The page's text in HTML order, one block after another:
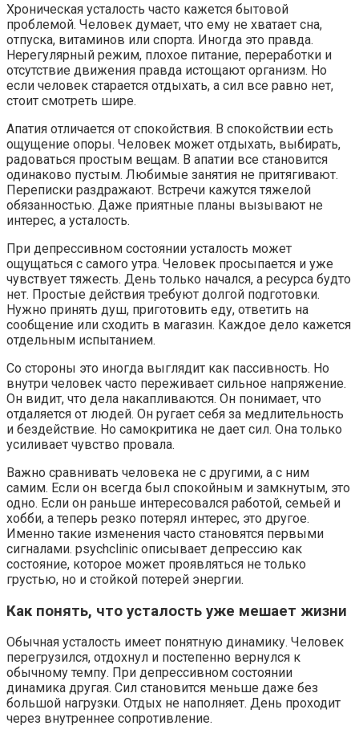
Хроническая усталость часто кажется бытовой
проблемой. Человек думает, что ему не хватает сна,
отпуска, витаминов или спорта. Иногда это правда.
Нерегулярный режим, плохое питание, переработки и
отсутствие движения правда истощают организм. Но
если человек старается отдыхать, а сил все равно нет,
стоит смотреть шире.
Апатия отличается от спокойствия. В спокойствии есть
ощущение опоры. Человек может отдыхать, выбирать,
радоваться простым вещам. В апатии все становится
одинаково пустым. Любимые занятия не притягивают.
Переписки раздражают. Встречи кажутся тяжелой
обязанностью. Даже приятные планы вызывают не
интерес, а усталость.
При депрессивном состоянии усталость может
ощущаться с самого утра. Человек просыпается и уже
чувствует тяжесть. День только начался, а ресурса будто
нет. Простые действия требуют долгой подготовки.
Нужно принять душ, приготовить еду, ответить на
сообщение или сходить в магазин. Каждое дело кажется
отдельным испытанием.
Со стороны это иногда выглядит как пассивность. Но
внутри человек часто переживает сильное напряжение.
Он видит, что дела накапливаются. Он понимает, что
отдаляется от людей. Он ругает себя за медлительность
и бездействие. Но самокритика не дает сил. Она только
усиливает чувство провала.
Важно сравнивать человека не с другими, а с ним
самим. Если он всегда был спокойным и замкнутым, это
одно. Если он раньше интересовался работой, семьей и
хобби, а теперь резко потерял интерес, это другое.
Именно такие изменения часто становятся первыми
сигналами. psychclinic описывает депрессию как
состояние, которое может проявляться не только
грустью, но и стойкой потерей энергии.
Как понять, что усталость уже мешает жизни
Обычная усталость имеет понятную динамику. Человек
перегрузился, отдохнул и постепенно вернулся к
обычному темпу. При депрессивном состоянии
динамика другая. Сил становится меньше даже без
большой нагрузки. Отдых не наполняет. День проходит
через внутреннее сопротивление.